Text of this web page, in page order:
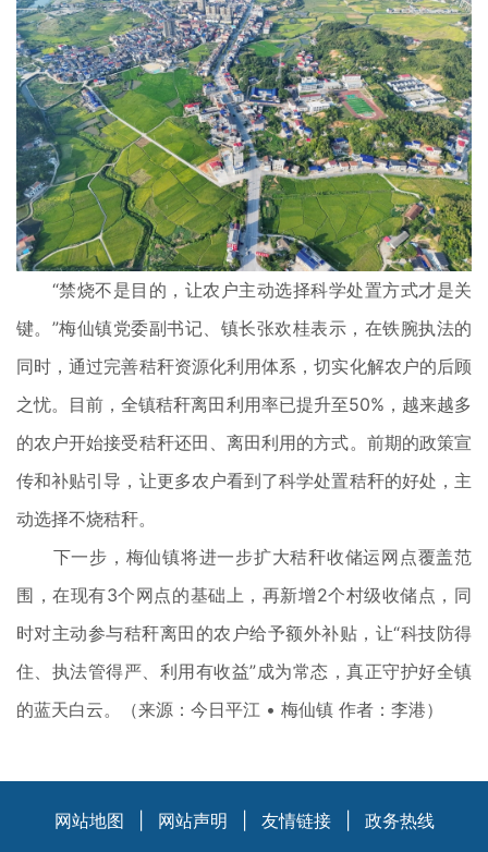
“禁烧不是目的，让农户主动选择科学处置方式才是关
键。”梅仙镇党委副书记、镇长张欢桂表示，在铁腕执法的
同时，通过完善秸秆资源化利用体系，切实化解农户的后顾
之忧。目前，全镇秸秆离田利用率已提升至50%，越来越多
的农户开始接受秸秆还田、离田利用的方式。前期的政策宣
传和补贴引导，让更多农户看到了科学处置秸秆的好处，主
动选择不烧秸秆。
下一步，梅仙镇将进一步扩大秸秆收储运网点覆盖范
围，在现有3个网点的基础上，再新增2个村级收储点，同
时对主动参与秸秆离田的农户给予额外补贴，让“科技防得
住、执法管得严、利用有收益”成为常态，真正守护好全镇
的蓝天白云。（来源：今日平江 • 梅仙镇 作者：李港）
网站地图 网站声明 友情链接 政务热线